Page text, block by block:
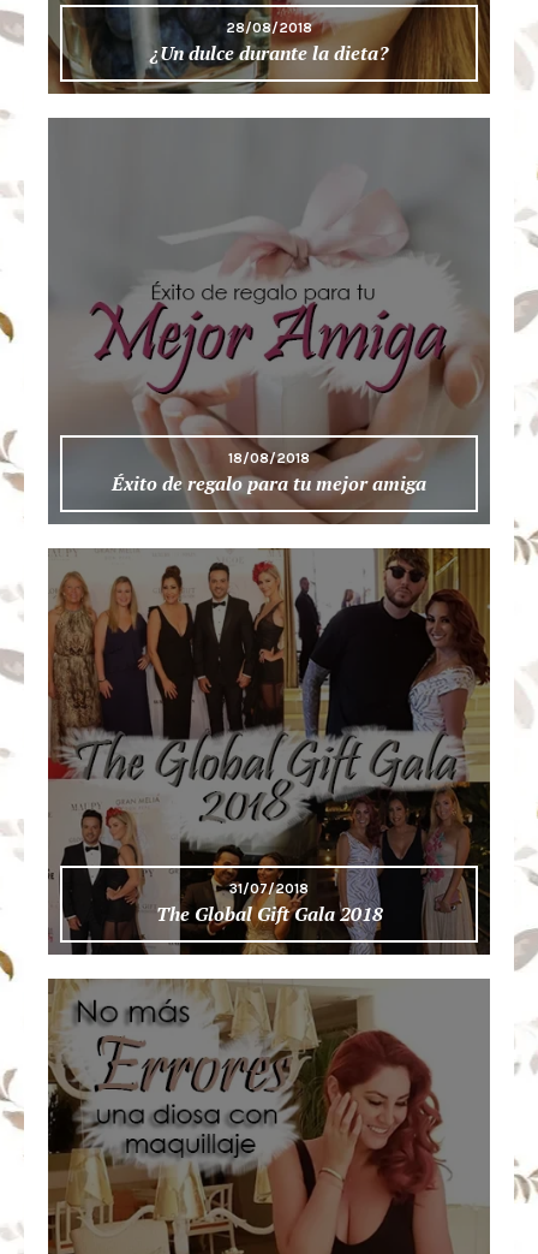
28/08/2018
¿Un dulce durante la dieta?
18/08/2018
Éxito de regalo para tu mejor amiga
31/07/2018
The Global Gift Gala 2018